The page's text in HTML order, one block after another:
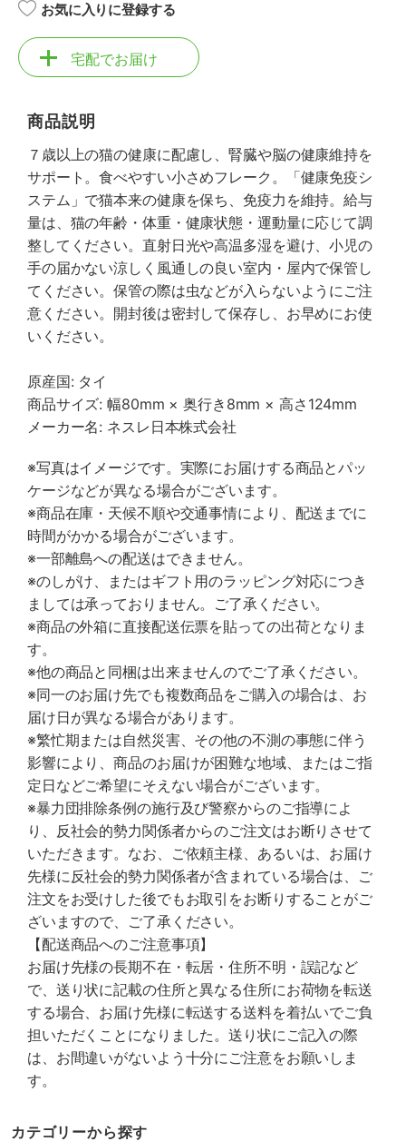
お気に入りに登録する
宅配でお届け
商品説明
７歳以上の猫の健康に配慮し、腎臓や脳の健康維持を
サポート。食べやすい小さめフレーク。「健康免疫シ
ステム」で猫本来の健康を保ち、免疫力を維持。給与
量は、猫の年齢・体重・健康状態・運動量に応じて調
整してください。直射日光や高温多湿を避け、小児の
手の届かない涼しく風通しの良い室内・屋内で保管し
てください。保管の際は虫などが入らないようにご注
意ください。開封後は密封して保存し、お早めにお使
いください。
原産国: タイ
商品サイズ: 幅80mm × 奥行き8mm × 高さ124mm
メーカー名: ネスレ日本株式会社
※写真はイメージです。実際にお届けする商品とパッ
ケージなどが異なる場合がございます。
※商品在庫・天候不順や交通事情により、配送までに
時間がかかる場合がございます。
※一部離島への配送はできません。
※のしがけ、またはギフト用のラッピング対応につき
ましては承っておりません。ご了承ください。
※商品の外箱に直接配送伝票を貼っての出荷となりま
す。
※他の商品と同梱は出来ませんのでご了承ください。
※同一のお届け先でも複数商品をご購入の場合は、お
届け日が異なる場合があります。
※繁忙期または自然災害、その他の不測の事態に伴う
影響により、商品のお届けが困難な地域、またはご指
定日などご希望にそえない場合がございます。
※暴力団排除条例の施行及び警察からのご指導によ
り、反社会的勢力関係者からのご注文はお断りさせて
いただきます。なお、ご依頼主様、あるいは、お届け
先様に反社会的勢力関係者が含まれている場合は、ご
注文をお受けした後でもお取引をお断りすることがご
ざいますので、ご了承ください。
【配送商品へのご注意事項】
お届け先様の長期不在・転居・住所不明・誤記など
で、送り状に記載の住所と異なる住所にお荷物を転送
する場合、お届け先様に転送する送料を着払いでご負
担いただくことになりました。送り状にご記入の際
は、お間違いがないよう十分にご注意をお願いしま
す。
カテゴリーから探す